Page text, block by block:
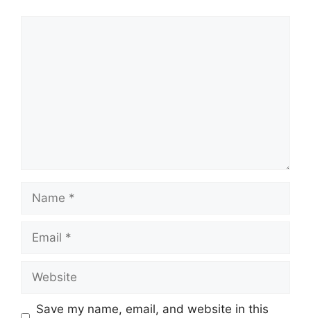
Save my name, email, and website in this